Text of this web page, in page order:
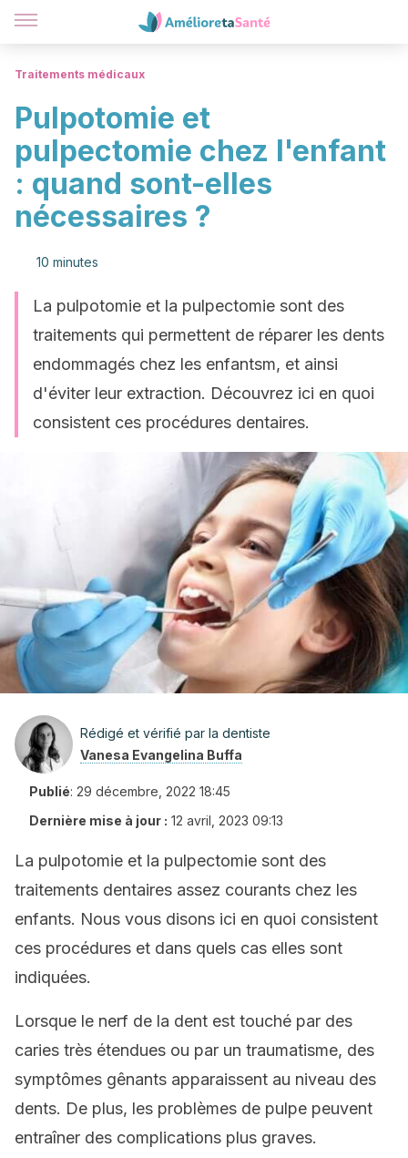
Traitements médicaux
Pulpotomie et
pulpectomie chez l'enfant
: quand sont-elles
nécessaires ?
10 minutes
La pulpotomie et la pulpectomie sont des
traitements qui permettent de réparer les dents
endommagés chez les enfantsm, et ainsi
d'éviter leur extraction. Découvrez ici en quoi
consistent ces procédures dentaires.
Rédigé et vérifié par la dentiste
Vanesa Evangelina Buffa
Publié: 29 décembre, 2022 18:45
Dernière mise à jour : 12 avril, 2023 09:13
La pulpotomie et la pulpectomie sont des
traitements dentaires assez courants chez les
enfants. Nous vous disons ici en quoi consistent
ces procédures et dans quels cas elles sont
indiquées.
Lorsque le nerf de la dent est touché par des
caries très étendues ou par un traumatisme, des
symptômes gênants apparaissent au niveau des
dents. De plus, les problèmes de pulpe peuvent
entraîner des complications plus graves.